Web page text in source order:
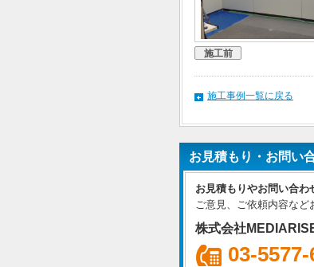
施工前
施工事例一覧に戻る
お見積もり・お問い
お見積もりやお問い合わ
ご意見、ご依頼内容など
株式会社
03-